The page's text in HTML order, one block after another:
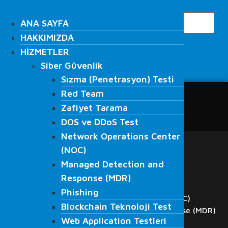
ANA SAYFA
HAKKIMIZDA
HİZMETLER
Siber Güvenlik
Sızma (Penetrasyon) Testi
Red Team
Zafiyet Tarama
DOS ve DDoS Test
Network Operations Center (NOC)
Managed Detection and Response (MDR)
Phishing
ANA SAYFA
HAKKIMIZDA
HİZMETLER
Siber Güvenlik
Sızma (Penetrasyon) Testi
Red Team
Zafiyet Tarama
DOS ve DDoS Test
Network Operations Center
(NOC)
Managed Detection and
Response (MDR)
Phishing
Blockchain Teknoloji Test
Web Application Testleri
ANA SAYFA
HAKKIMIZDA
HİZMETLER
Siber Güvenlik
Sızma (Penetrasyon) Testi
Red Team
Zafiyet Tarama
DOS ve DDoS Test
Network Operations Center
(NOC)
Managed Detection and
Response (MDR)
Phishing
Blockchain Teknoloji Test
Web Application Testleri